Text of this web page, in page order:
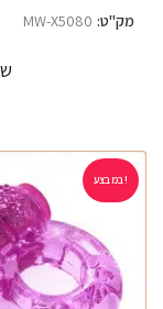
מק"ט: MW-X5080
במבצע!